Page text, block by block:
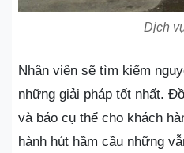
Dịch
Nhân viên sẽ tìm kiếm
những giải pháp tốt nhất.
và báo cụ thể cho khách
hành hút hầm cầu những